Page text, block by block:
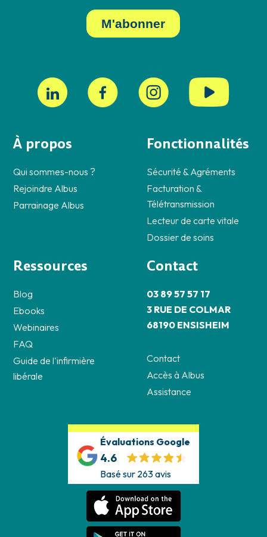
À propos
Qui sommes-nous ?
Rejoindre Albus
Parrainage Albus
Fonctionnalités
Sécurité & Agréments
Facturation &
Télétransmission
Lecteur de carte vitale
Dossier de soins
Ressources
Blog
Ebooks
Webinaires
FAQ
Guide de l'infirmière
libérale
Contact
03 89 57 57 17
3 RUE DE COLMAR
68190 ENSISHEIM
Contact
Accès à Albus
Assistance
Évaluations Google
4.6
Basé sur 263 avis